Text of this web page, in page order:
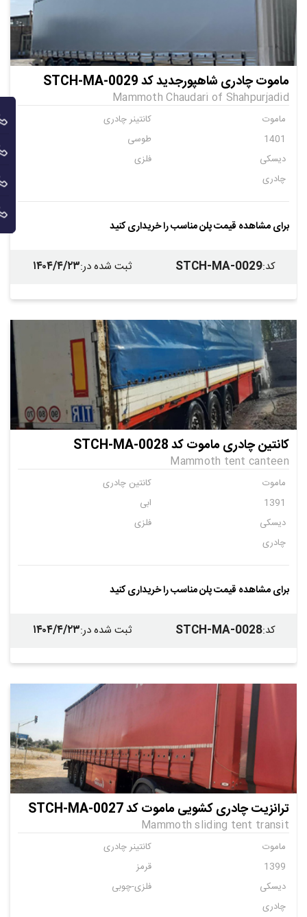
ماموت چادری شاهپورجدید کد STCH-MA-0029
Mammoth Chaudari of Shahpurjadid
ماموت
کانتینر چادری
1401
طوسی
دیسکی
فلزی
چادری
برای مشاهده قیمت پلن مناسب را خریداری کنید
کد:
STCH-MA-0029 ثبت شده در:۱۴۰۴/۴/۲۳
کانتین چادری ماموت کد STCH-MA-0028
Mammoth tent canteen
ماموت
کانتین چادری
1391
ابی
دیسکی
فلزی
چادری
برای مشاهده قیمت پلن مناسب را خریداری کنید
کد:
STCH-MA-0028 ثبت شده در:۱۴۰۴/۴/۲۳
ترانزیت چادری کشویی ماموت کد STCH-MA-0027
Mammoth sliding tent transit
ماموت
کانتینر چادری
1399
قرمز
دیسکی
فلزی-چوبی
چادری